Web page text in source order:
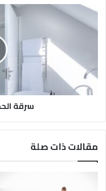
سرقة
مقالات ذات صلة